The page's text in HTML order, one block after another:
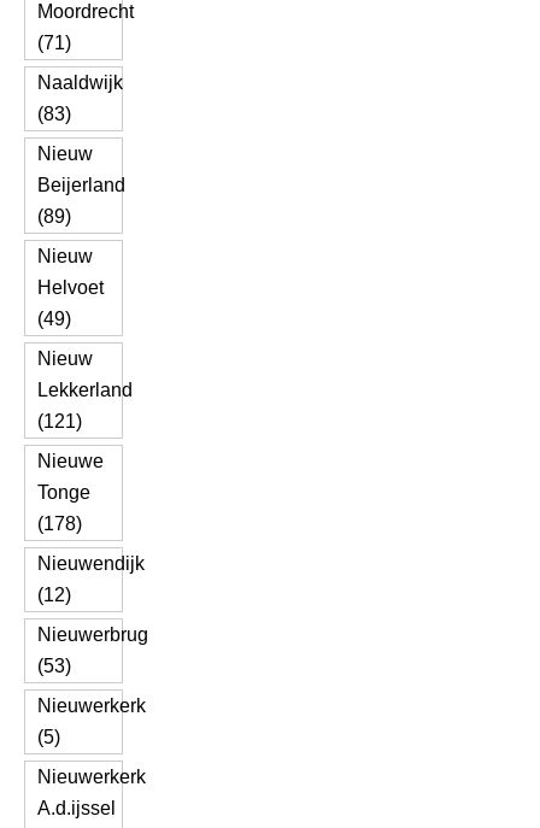
Moordrecht
(71)
Naaldwijk
(83)
Nieuw
Beijerland
(89)
Nieuw
Helvoet
(49)
Nieuw
Lekkerland
(121)
Nieuwe
Tonge
(178)
Nieuwendijk
(12)
Nieuwerbrug
(53)
Nieuwerkerk
(5)
Nieuwerkerk
A.d.ijssel